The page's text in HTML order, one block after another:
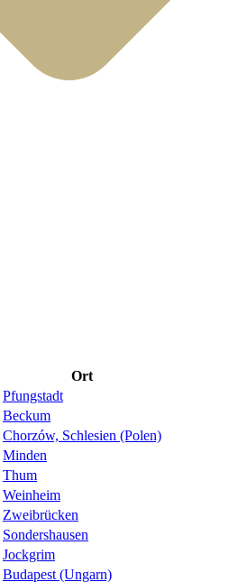
Ort
Pfungstadt
Beckum
Chorzów, Schlesien (Polen)
Minden
Thum
Weinheim
Zweibrücken
Sondershausen
Jockgrim
Budapest (Ungarn)